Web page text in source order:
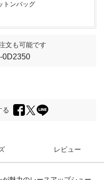
トンバッグ
文も可能です
0D2350
る
レビュー